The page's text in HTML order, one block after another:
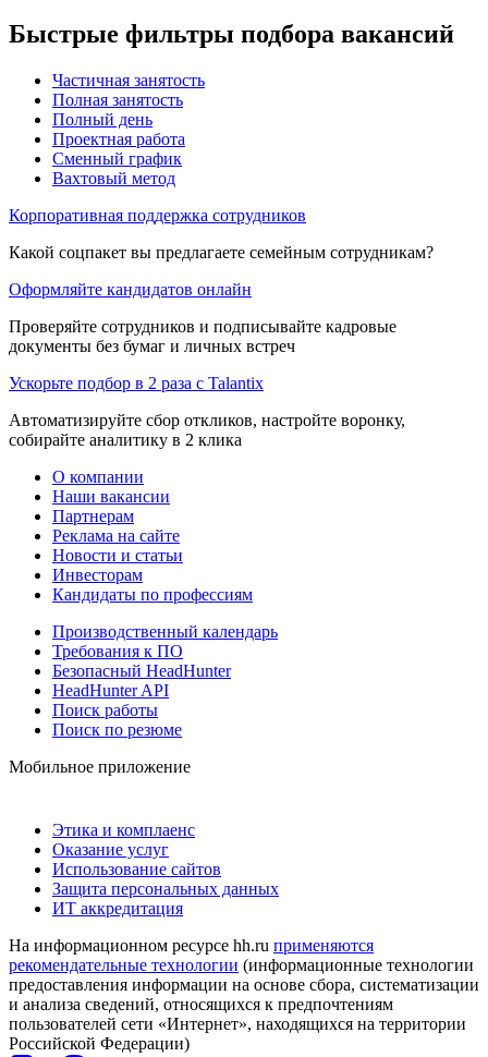
Быстрые фильтры подбора вакансий
Частичная занятость
Полная занятость
Полный день
Проектная работа
Сменный график
Вахтовый метод
Корпоративная поддержка сотрудников
Какой соцпакет вы предлагаете семейным сотрудникам?
Оформляйте кандидатов онлайн
Проверяйте сотрудников и подписывайте кадровые
документы без бумаг и личных встреч
Ускорьте подбор в 2 раза с Talantix
Автоматизируйте сбор откликов, настройте воронку,
собирайте аналитику в 2 клика
О компании
Наши вакансии
Партнерам
Реклама на сайте
Новости и статьи
Инвесторам
Кандидаты по профессиям
Производственный календарь
Требования к ПО
Безопасный HeadHunter
HeadHunter API
Поиск работы
Поиск по резюме
Мобильное приложение
Этика и комплаенс
Оказание услуг
Использование сайтов
Защита персональных данных
ИТ аккредитация
На информационном ресурсе hh.ru применяются
рекомендательные технологии (информационные технологии
предоставления информации на основе сбора, систематизации
и анализа сведений, относящихся к предпочтениям
пользователей сети «Интернет», находящихся на территории
Российской Федерации)